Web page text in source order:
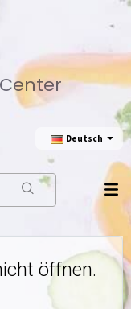
Deutsch
öffnen.